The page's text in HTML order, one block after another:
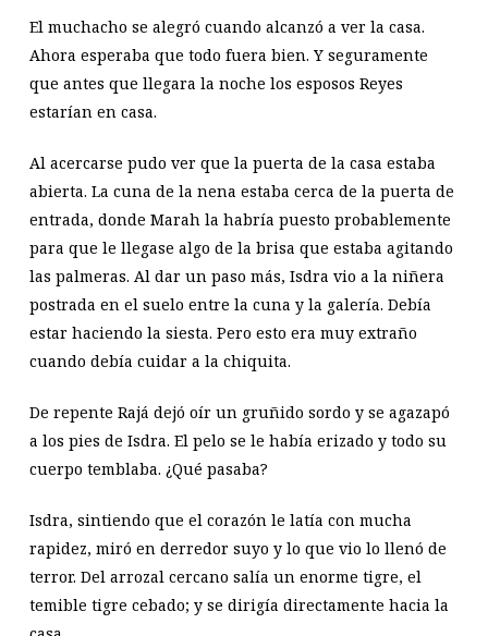
El muchacho se alegró cuando alcanzó a ver la casa.
Ahora esperaba que todo fuera bien. Y seguramente
que antes que llegara la noche los esposos Reyes
estarían en casa.
Al acercarse pudo ver que la puerta de la casa estaba
abierta. La cuna de la nena estaba cerca de la puerta de
entrada, donde Marah la habría puesto probablemente
para que le llegase algo de la brisa que estaba agitando
las palmeras. Al dar un paso más, Isdra vio a la niñera
postrada en el suelo entre la cuna y la galería. Debía
estar haciendo la siesta. Pero esto era muy extraño
cuando debía cuidar a la chiquita.
De repente Rajá dejó oír un gruñido sordo y se agazapó
a los pies de Isdra. El pelo se le había erizado y todo su
cuerpo temblaba. ¿Qué pasaba?
Isdra, sintiendo que el corazón le latía con mucha
rapidez, miró en derredor suyo y lo que vio lo llenó de
terror. Del arrozal cercano salía un enorme tigre, el
temible tigre cebado; y se dirigía directamente hacia la